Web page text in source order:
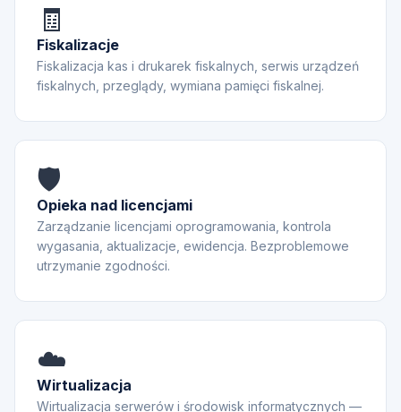
🧾
Fiskalizacje
Fiskalizacja kas i drukarek fiskalnych, serwis urządzeń
fiskalnych, przeglądy, wymiana pamięci fiskalnej.
🛡️
Opieka nad licencjami
Zarządzanie licencjami oprogramowania, kontrola
wygasania, aktualizacje, ewidencja. Bezproblemowe
utrzymanie zgodności.
☁️
Wirtualizacja
Wirtualizacja serwerów i środowisk informatycznych —